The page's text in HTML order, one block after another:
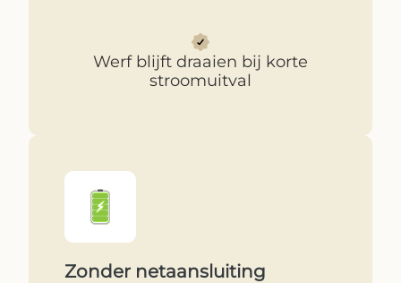
Werf blijft draaien bij korte
stroomuitval
Zonder netaansluiting